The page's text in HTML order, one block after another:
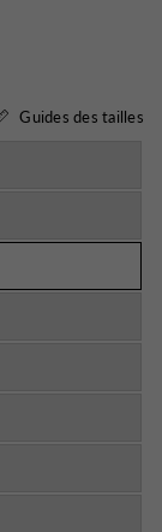
Guides des tailles